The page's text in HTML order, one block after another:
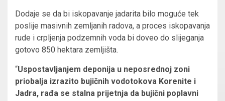
Dodaje se da bi iskopavanje jadarita bilo moguće tek
poslije masivnih zemljanih radova, a proces iskopavanja
rude i crpljenja podzemnih voda bi doveo do slijeganja
gotovo 850 hektara zemljišta.
“Uspostavljanjem deponija u neposrednoj zoni
priobalja izrazito bujičnih vodotokova Korenite i
Jadra, rađa se stalna prijetnja da bujični poplavni